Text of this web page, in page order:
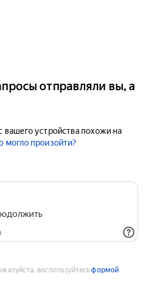
отправляли вы, а
вашего устройства похожи на
могло произойти?
воспользуйтесьформой